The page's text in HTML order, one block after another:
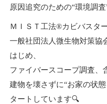
原因追究のための“環境調査
ＭＩＳＴ工法®カビバスタ
一般社団法人微生物対策協
はじめ、
ファイバースコープ調査、
建物を壊さずに“お家の状
タートしています🔍